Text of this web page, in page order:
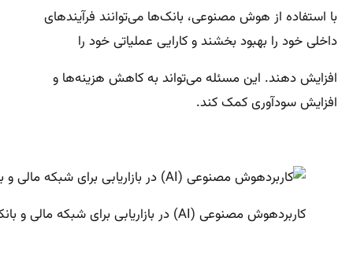
با استفاده از هوش مصنوعی، بانک‌ها می‌توانند فرآیندهای
داخلی خود را بهبود بخشند و کارایی عملیاتی خود را
افزایش دهند. این مسئله می‌تواند به کاهش هزینه‌ها و
افزایش سودآوری کمک کند.
کاربردهوش مصنوعی (AI) در بازاریابی برای شبکه مالی و بانکی